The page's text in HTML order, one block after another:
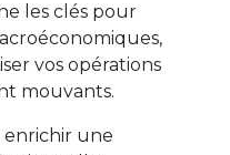
les clés pour
vos opérations
mouvants.
enrichir une